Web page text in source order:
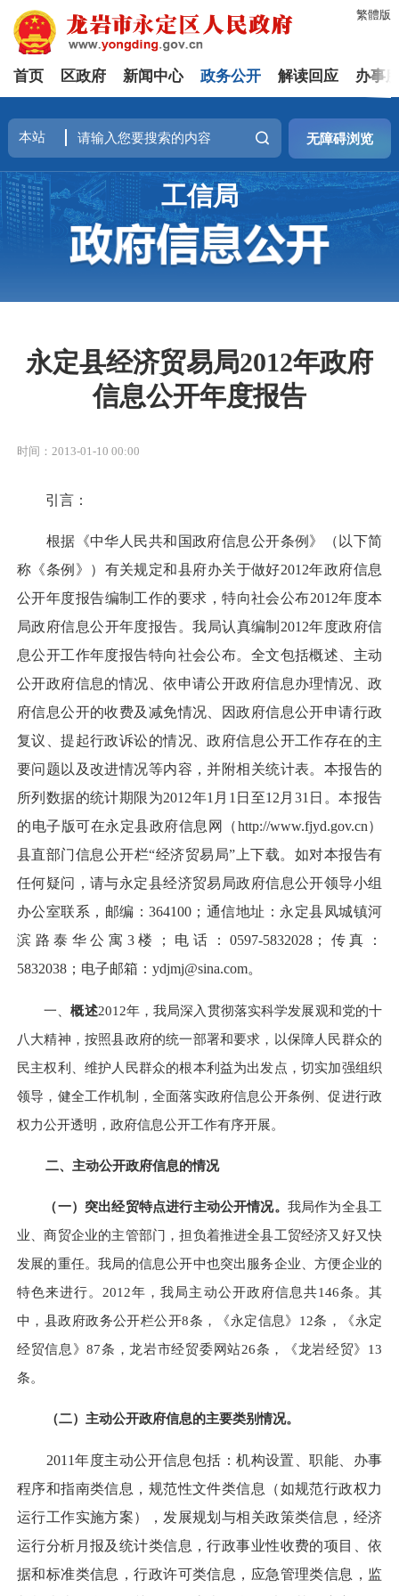
繁體版
首页 区政府 新闻中心 政务公开 解读回应 办事
无障碍浏览
工信局
永定县经济贸易局2012年政府
信息公开年度报告
时间：2013-01-10 00:00
引言：
根据《中华人民共和国政府信息公开条例》（以下简
称《条例》）有关规定和县府办关于做好2012年政府信息
公开年度报告编制工作的要求，特向社会公布2012年度本
局政府信息公开年度报告。我局认真编制2012年度政府信
息公开工作年度报告特向社会公布。全文包括概述、主动
公开政府信息的情况、依申请公开政府信息办理情况、政
府信息公开的收费及减免情况、因政府信息公开申请行政
复议、提起行政诉讼的情况、政府信息公开工作存在的主
要问题以及改进情况等内容，并附相关统计表。本报告的
所列数据的统计期限为2012年1月1日至12月31日。本报告
的电子版可在永定县政府信息网（http://www.fjyd.gov.cn）
县直部门信息公开栏“经济贸易局”上下载。如对本报告有
任何疑问，请与永定县经济贸易局政府信息公开领导小组
办公室联系，邮编：364100；通信地址：永定县凤城镇河
滨路泰华公寓3楼；电话：0597-5832028；传真：
5832038；电子邮箱：ydjmj@sina.com。
一、概述2012年，我局深入贯彻落实科学发展观和党的十
八大精神，按照县政府的统一部署和要求，以保障人民群众的
民主权利、维护人民群众的根本利益为出发点，切实加强组织
领导，健全工作机制，全面落实政府信息公开条例、促进行政
权力公开透明，政府信息公开工作有序开展。
二、主动公开政府信息的情况
（一）突出经贸特点进行主动公开情况。 我局作为全县工
业、商贸企业的主管部门，担负着推进全县工贸经济又好又快
发展的重任。我局的信息公开中也突出服务企业、方便企业的
特色来进行。2012年，我局主动公开政府信息共146条。其
中，县政府政务公开栏公开8条，《永定信息》12条，《永定
经贸信息》87条，龙岩市经贸委网站26条，《龙岩经贸》13
条。
（二）主动公开政府信息的主要类别情况。
2011年度主动公开信息包括：机构设置、职能、办事
程序和指南类信息，规范性文件类信息（如规范行政权力
运行工作实施方案），发展规划与相关政策类信息，经济
运行分析月报及统计类信息，行政事业性收费的项目、依
据和标准类信息，行政许可类信息，应急管理类信息，监